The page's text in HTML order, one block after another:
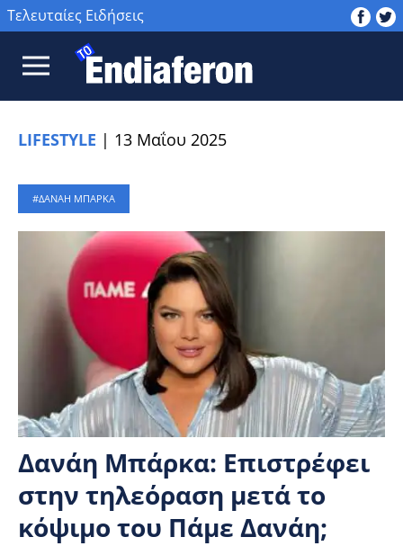
Τελευταίες Ειδήσεις
LIFESTYLE | 13 Μαΐου 2025
ΔΑΝΑΗ ΜΠΑΡΚΑ
Δανάη Μπάρκα: Επιστρέφει
στην τηλεόραση μετά το
κόψιμο του Πάμε Δανάη;